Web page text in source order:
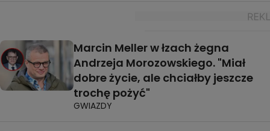
Marcin Meller w łzach żegna
Andrzeja Morozowskiego. "Miał
dobre życie, ale chciałby jeszcze
trochę pożyć"
GWIAZDY